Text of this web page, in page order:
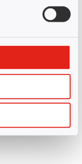
genom att
om
ha för